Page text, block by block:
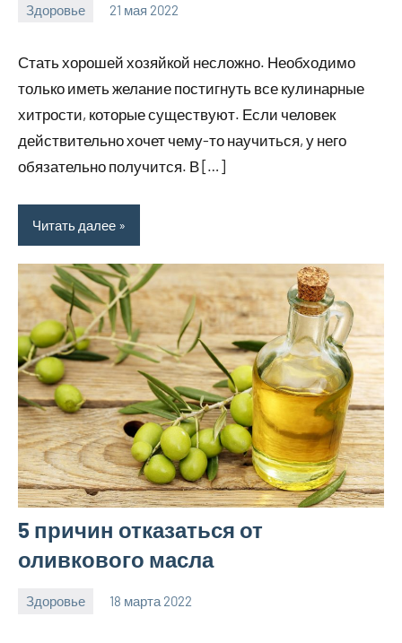
Здоровье 21 мая 2022
hobby_v_ru
Нет
Стать хорошей хозяйкой несложно. Необходимо
только иметь желание постигнуть все кулинарные
хитрости, которые существуют. Если человек
действительно хочет чему-то научиться, у него
обязательно получится. В […]
Читать далее
5 причин отказаться от
оливкового масла
Здоровье 18 марта 2022
hobby_v_ru
Нет